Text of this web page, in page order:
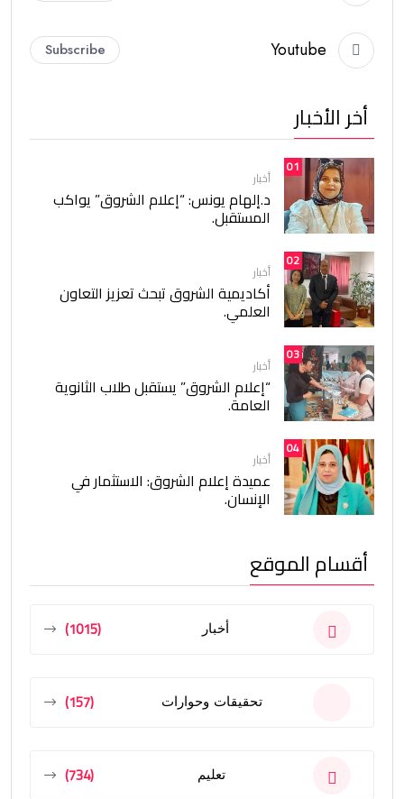
Youtube
Subscribe
أخر الأخبار
01
أخبار
د.إلهام يونس: “إعلام الشروق” يواكب
المستقبل.
02
أخبار
أكاديمية الشروق تبحث تعزيز التعاون
العلمي.
03
أخبار
“إعلام الشروق” يستقبل طلاب الثانوية
العامة.
04
أخبار
عميدة إعلام الشروق: الاستثمار في
الإنسان.
أقسام الموقع
أخبار (1015)
تحقيقات وحوارات (157)
تعليم (734)